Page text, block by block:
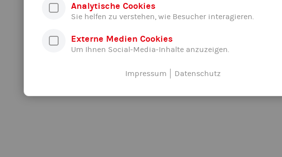
Analytische Cookies
Sie helfen zu verstehen, wie Besucher interagieren.
Externe Medien Cookies
Um Ihnen Social-Media-Inhalte anzuzeigen.
Impressum Datenschutz